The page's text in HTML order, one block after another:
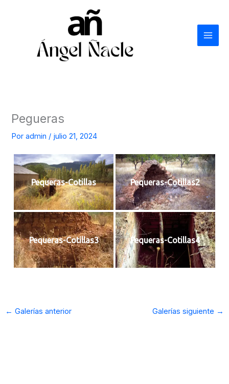
Pegueras
Poradmin / julio 21, 2024
Pequeras-Cotillas Pequeras-Cotillas2
Pequeras-Cotillas3 Pequeras-Cotillas4
← Galerías anterior Galerías siguiente →